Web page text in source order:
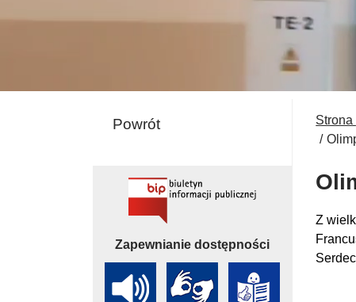
Strona
Z
Powrót
Zapewnianie dostępności